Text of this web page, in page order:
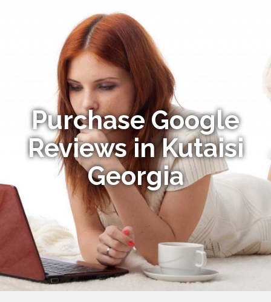
Purchase Google
Reviews in Kutaisi
Georgia